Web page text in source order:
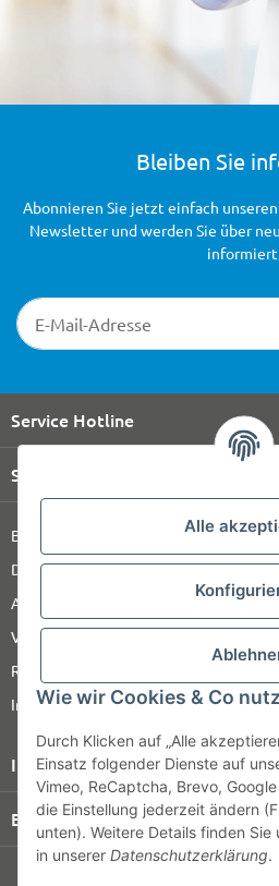
Alle
Wie wir Cookies & Co
Durch Klicken auf „Alle
Einsatz folgender Dienste auf
Vimeo, ReCaptcha, Brevo,
die Einstellung jederzeit ändern
unten). Weitere Details finden Sie
in unserer Datenschutzerklärung.
Bleiben Sie
Newsletter-Registrierung
Abonnieren Sie jetzt einfach
Newsletter und werden Sie über
Service Hotline
Shop Service
Barrierefreiheitserklärung
Datenschutz
AGB
Versandinformationen
Retour
Impressum
Informationen
Bezahlung & Versand
© HOZ MEDI